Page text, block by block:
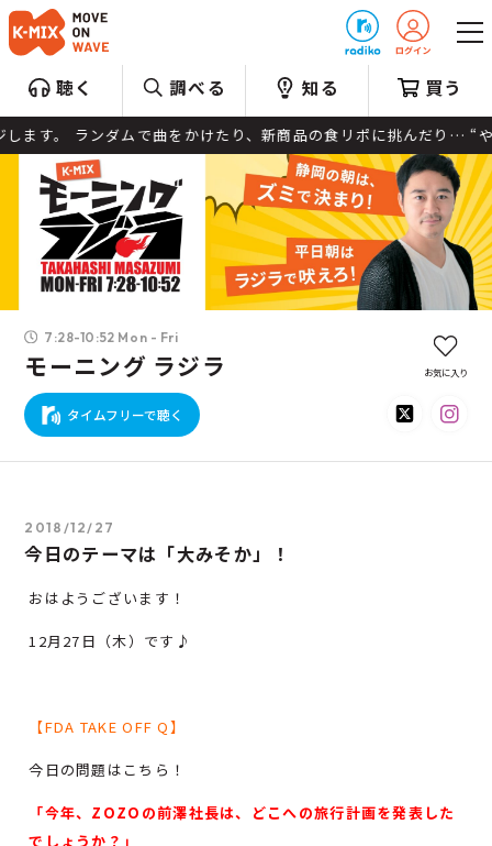
聴く 調べる 知る 買う
ランダムで曲をかけたり、新商品の食リポに挑んだり… “や
7:28-10:52 Mon - Fri
モーニング ラジラ
タイムフリーで聴く
お気に入り
2018/12/27
今日のテーマは「大みそか」！
おはようございます！
12月27日（木）です♪
【FDA TAKE OFF Q】
今日の問題はこちら！
「今年、ZOZOの前澤社長は、どこへの旅行計画を発表した
でしょうか？」